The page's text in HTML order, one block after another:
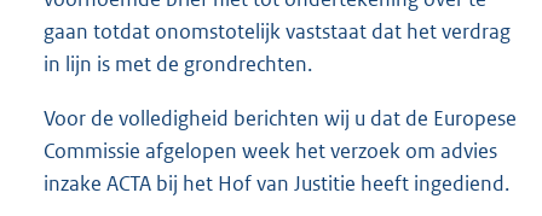
gaan totdat onomstotelijk vaststaat dat het verdrag
in lijn is met de grondrechten.
Voor de volledigheid berichten wij u dat de Europese
Commissie afgelopen week het verzoek om advies
inzake ACTA bij het Hof van Justitie heeft ingediend.